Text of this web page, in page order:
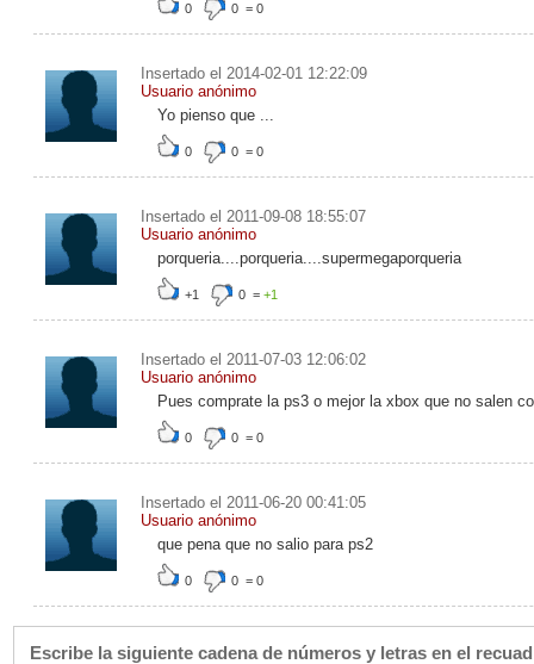
0 0 = 0
Insertado el 2014-02-01 12:22:09
Usuario anónimo
Yo pienso que ...
0 0 = 0
Insertado el 2011-09-08 18:55:07
Usuario anónimo
porqueria....porqueria....supermegaporqueria
+1 0 = +1
Insertado el 2011-07-03 12:06:02
Usuario anónimo
Pues comprate la ps3 o mejor la xbox que no salen
0 0 = 0
Insertado el 2011-06-20 00:41:05
Usuario anónimo
que pena que no salio para ps2
0 0 = 0
Escribe la siguiente cadena de números y letras en el